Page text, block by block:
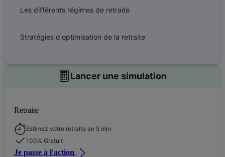
Les différents régimes de retraite
Stratégies d'optimisation de la retraite
Lancer une simulation
Retraite
Estimez votre retraite en 5 min
100% Gratuit
Je passe à l'action